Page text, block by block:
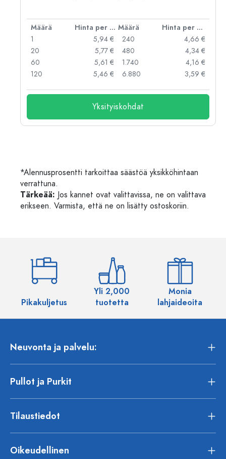
Määrä Hinta per kpl Määrä
Hinta per kpl
1
5,94 €
20
5,77 €
60
5,61 €
120
5,46 €
240
4,66 €
480
4,34 €
1.740
4,16 €
6.880
3,59 €
Yksityiskohdat
*Alennusprosentti tarkoittaa säästöä yksikköhintaan
verrattuna.
Tärkeää: Jos kannet ovat valittavissa, ne on valittava
erikseen. Varmista, että ne on lisätty ostoskoriin.
Pikakuljetus
Yli 2,000
tuotetta
Monia
lahjaideoita
Neuvonta ja palvelu:
Pullot ja Purkit
Tilaustiedot
Oikeudellinen